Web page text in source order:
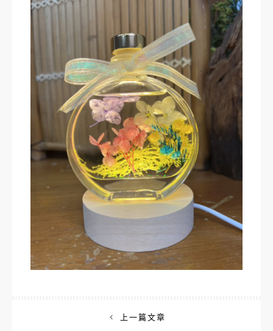
上一篇文章